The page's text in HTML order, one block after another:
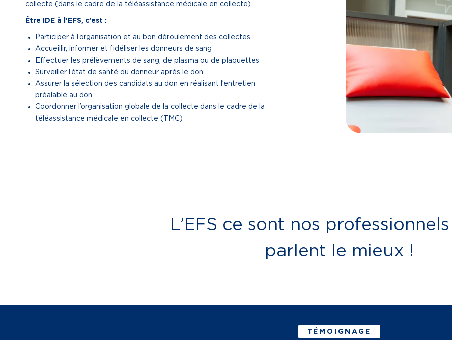
collecte (dans le cadre de la téléassistance médicale en collecte).
Être IDE à l’EFS, c’est :
Participer à l’organisation et au bon déroulement des collectes
Accueillir, informer et fidéliser les donneurs de sang
Effectuer les prélèvements de sang, de plasma ou de plaquettes
Surveiller l’état de santé du donneur après le don
Assurer la sélection des candidats au don en réalisant l’entretien
préalable au don
Coordonner l’organisation globale de la collecte dans le cadre de la
téléassistance médicale en collecte (TMC)
L’EFS ce sont nos
parlent le mieux !
TÉMOIGNAGE